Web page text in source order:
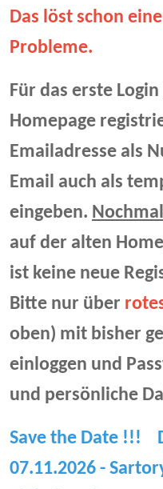
Das löst schon
Probleme.
Für das erste Login
Homepage
Emailadresse als
Email auch als
eingeben.
auf der alten
ist keine neue
Bitte nur über
oben) mit bisher
einloggen und
und persönliche
Save the Date !!!
07.11.2026 -